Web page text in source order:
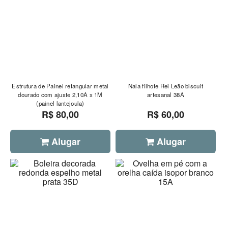
Estrutura de Painel retangular metal
dourado com ajuste 2,10A x 1M
(painel lantejoula)
R$ 80,00
Alugar
Nala filhote Rei Leão biscuit
artesanal 38A
R$ 60,00
Alugar